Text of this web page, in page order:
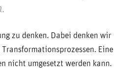
zu denken. Dabei denken wir
Eine
nicht umgesetzt werden kann.